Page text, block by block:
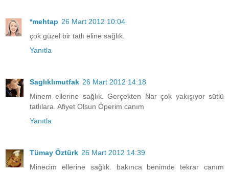
*mehtap 26 Mart 2012 10:04
çok güzel bir tatlı eline sağlık.
Yanıtla
Saglıklımutfak 26 Mart 2012 14:18
Minem ellerine sağlık. Gerçekten Nar çok yakışıyor sütlü
tatlılara. Afiyet Olsun Öperim canım
Yanıtla
Tümay Öztürk 26 Mart 2012 14:39
Minecim ellerine sağlık. bakınca benimde tekrar canım